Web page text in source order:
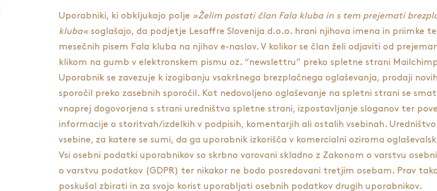
Uporabniki, ki obkljukajo polje »Želim postati član Fala kluba in s tem prejemati
kluba«soglašajo, da podjetje Lesaffre Slovenija d.o.o. hrani njihova imena in priimke
mesečnih pisem Fala kluba na njihov e-naslov. V kolikor se član želi odjaviti od
klikom na gumb v elektronskem pismu oz. “newslettru” preko spletne strani
Uporabnik se zavezuje k izogibanju vsakršnega brezplačnega oglaševanja, prodaji
sporočil preko zasebnih sporočil. Kot nedovoljeno oglaševanje na spletni strani se
vnaprej dogovorjena s strani uredništva spletne strani, izpostavljanje sloganov ter
informacije o storitvah/izdelkih v podpisih, komentarjih ali ostalih vsebinah.
vsebine, za katere se sumi, da ga uporabnik izkorišča v komercialni oziroma
Vsi osebni podatki uporabnikov so skrbno varovani skladno z Zakonom o varstvu
o varstvu podatkov (GDPR) ter nikakor ne bodo posredovani tretjim osebam. Prav
poskušal zbirati in za svojo korist uporabljati osebnih podatkov drugih uporabnikov.